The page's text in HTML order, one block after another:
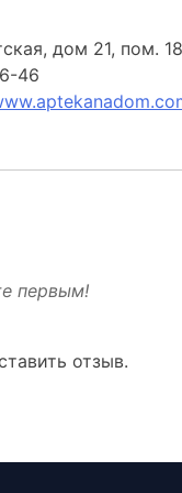
дом 21, пом.
46
первым!
отзыв.